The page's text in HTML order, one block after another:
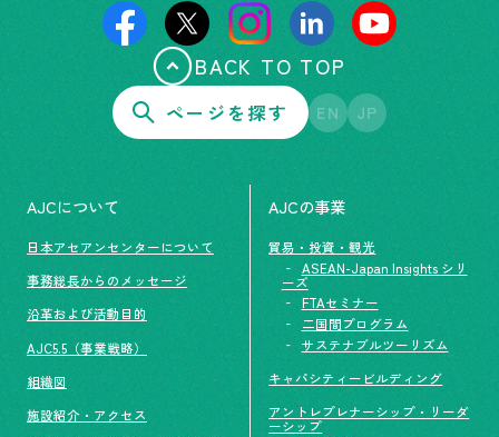
BACK TO TOP
ページを探す EN JP
AJCについて
日本アセアンセンターについて
事務総長からのメッセージ
沿革および活動目的
AJC5.5（事業戦略）
組織図
施設紹介・アクセス
AJCの事業
貿易・投資・観光
ASEAN-Japan Insights シリ
ーズ
FTAセミナー
二国間プログラム
サステナブルツーリズム
キャパシティービルディング
アントレプレナーシップ・リーダ
ーシップ